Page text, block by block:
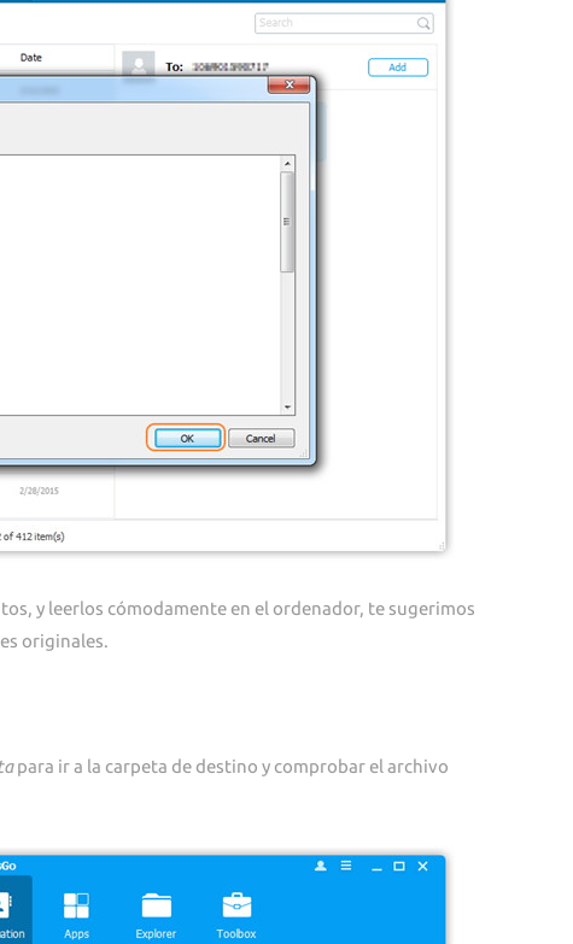
y leerlos cómodamente en el ordenador, te sugerimos
originales.
para ir a la carpeta de destino y comprobar el archivo